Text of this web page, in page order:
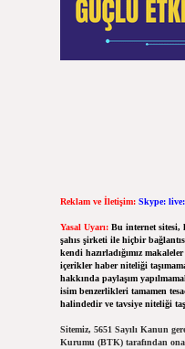
Reklam ve İletişim: Skype:
Yasal Uyarı: Bu internet sitesi,
şahıs şirketi ile hiçbir
kendi hazırladığımız
içerikler haber niteliği
hakkında paylaşım
isim benzerlikleri tamamen
halindedir ve tavsiye niteliği
Sitemiz, 5651 Sayılı Kanun
Kurumu (BTK) tarafından